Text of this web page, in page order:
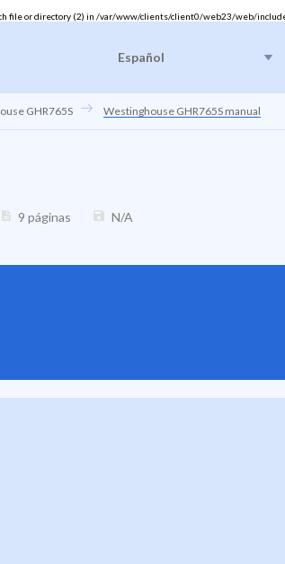
file or directory (2) in /var/www/clients/client0/web23/web/
Español
GHR765S Westinghouse GHR765S manual
9 páginas N/A